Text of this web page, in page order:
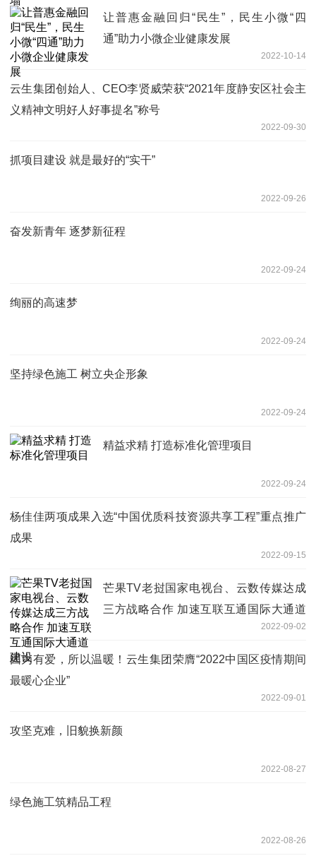
让普惠金融回归“民生”，民生小微“四
通”助力小微企业健康发展
2022-10-14
云生集团创始人、CEO李贤威荣获“2021年度静安区社会主
义精神文明好人好事提名”称号
2022-09-30
抓项目建设 就是最好的“实干”
2022-09-26
奋发新青年 逐梦新征程
2022-09-24
绚丽的高速梦
2022-09-24
坚持绿色施工 树立央企形象
2022-09-24
精益求精 打造标准化管理项目
2022-09-24
杨佳佳两项成果入选“中国优质科技资源共享工程”重点推广
成果
2022-09-15
芒果TV老挝国家电视台、云数传媒达成
三方战略合作 加速互联互通国际大通道
2022-09-02
因为有爱，所以温暖！云生集团荣膺“2022中国区疫情期间
最暖心企业”
2022-09-01
攻坚克难，旧貌换新颜
2022-08-27
绿色施工筑精品工程
2022-08-26